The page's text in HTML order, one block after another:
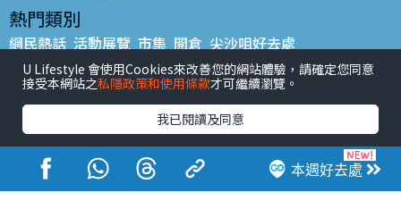
本週好去處
熱門類別
網民熱話 活動展覽 市集 開倉 尖沙咀好去處
銅鑼灣好去處 元朗好去處 荃灣好去處 旺角好去處 社會
餐廳情報 戶外郊遊
熱門標籤
#UGO搵好去處 #人氣活動推介 #美食社群熱話
#親子玩樂好去處
#ULifestyle應用程式
#限時搶
#UJetso禮物放送
#ULifestyle商戶中心 #著數 #網絡熱話
U Lifestyle 會使用Cookies來改善您的網站體驗，請確定您同意
接受本網站之私隱政策和使用條款才可繼續瀏覽。
我已閱讀及同意